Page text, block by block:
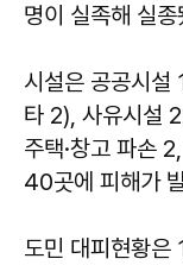
명이 실족해 실종
시설은 공공시설
타 2), 사유시설
주택·창고 파손
40곳에 피해가
도민 대피현황